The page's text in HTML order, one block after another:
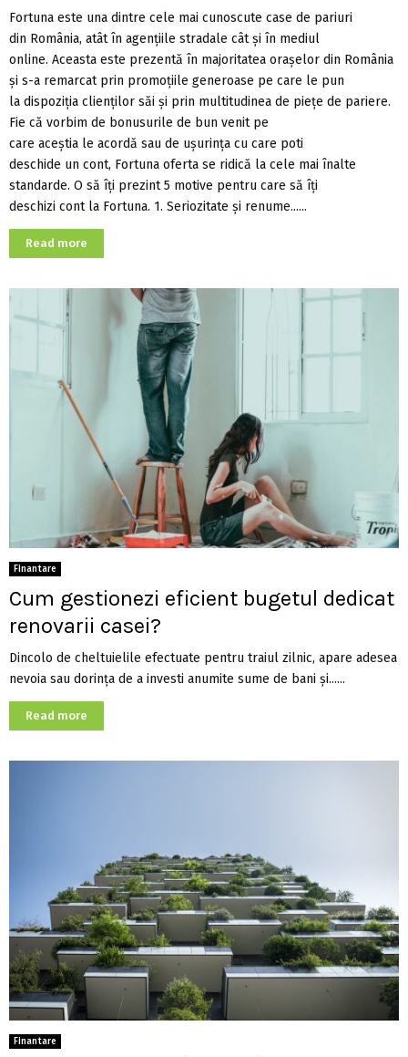
Fortuna este una dintre cele mai cunoscute case de pariuri
din România, atât în agențiile stradale cât și în mediul
online. Aceasta este prezentă în majoritatea orașelor din România
și s-a remarcat prin promoțiile generoase pe care le pun
la dispoziția clienților săi și prin multitudinea de piețe de pariere.
Fie că vorbim de bonusurile de bun venit pe
care aceștia le acordă sau de ușurința cu care poti
deschide un cont, Fortuna oferta se ridică la cele mai înalte
standarde. O să îți prezint 5 motive pentru care să îți
deschizi cont la Fortuna. 1. Seriozitate și renume......
Read more
Finantare
Cum gestionezi eficient bugetul dedicat
renovarii casei?
Dincolo de cheltuielile efectuate pentru traiul zilnic, apare adesea
nevoia sau dorința de a investi anumite sume de bani și......
Read more
Finantare